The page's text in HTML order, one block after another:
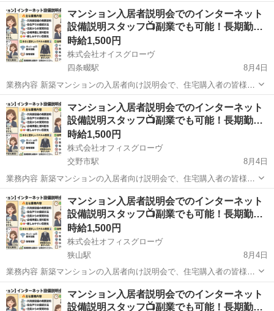
金/土/日 などから選べます [勤務地・最寄駅]： 大阪府大阪市東淀川区
小松4丁目1‐6 双葉トータルケア株式会社 大阪営業所 ...
大阪 大阪市
マンション入居者説明会でのインターネット
設備説明スタッフ📺副業でも可能！長期勤…
時給1,500円
株式会社オイスグローヴ
四条畷駅
8月4日
業務内容 新築マンションの入居者向け説明会で、住宅購入者の皆様に
インターネット設備について分かりやすくご説明していただくお仕事
です。入居前の大切な時期に、新しい住環境での快適なインターネッ
トをサポートする重要な役割を担っ...
大阪 四條畷市 四条畷駅 接客 スタッフ
マンション入居者説明会でのインターネット
設備説明スタッフ📺副業でも可能！長期勤…
時給1,500円
株式会社オフィスグローヴ
交野市駅
8月4日
業務内容 新築マンションの入居者向け説明会で、住宅購入者の皆様に
インターネット設備について分かりやすくご説明していただくお仕事
です。入居前の大切な時期に、新しい住環境での快適なインターネッ
トをサポートする重要な役割を担っ...
大阪 交野市 接客 スタッフ
マンション入居者説明会でのインターネット
設備説明スタッフ📺副業でも可能！長期勤…
時給1,500円
株式会社オフィスグローヴ
狭山駅
8月4日
業務内容 新築マンションの入居者向け説明会で、住宅購入者の皆様に
インターネット設備について分かりやすくご説明していただくお仕事
です。入居前の大切な時期に、新しい住環境での快適なインターネッ
トをサポートする重要な役割を担っ...
大阪 大阪狭山市 狭山駅 接客 スタッフ
マンション入居者説明会でのインターネット
設備説明スタッフ📺副業でも可能！長期勤…